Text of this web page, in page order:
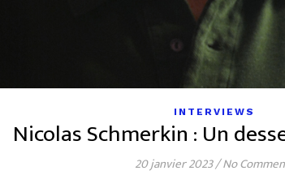
INTERVIEWS
Nicolas Schmerkin : Un
20 janvier 2023/No